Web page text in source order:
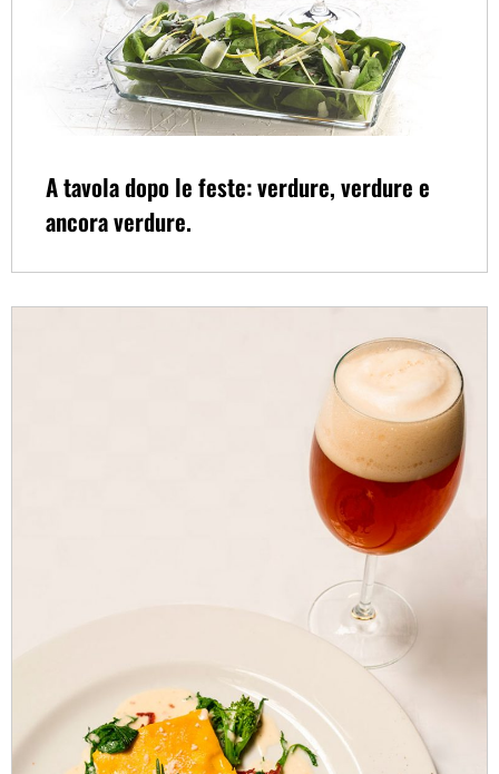
A tavola dopo le feste: verdure, verdure e
ancora verdure.